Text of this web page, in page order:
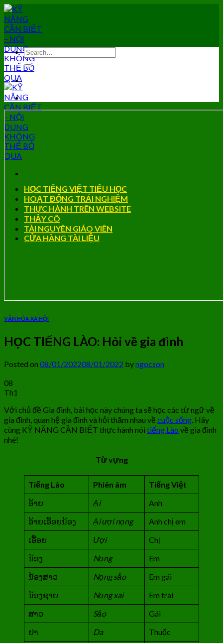
Skip
to
content
HỌC TIẾNG VIỆT TIỂU HỌC
HOẠT ĐỘNG TRẢI NGHIỆM
THỰC HÀNH TRÊN WEBSITE
THẦY CÔ
TÀI NGUYÊN GIÁO VIÊN
CỬA HÀNG TÀI LIỆU
VĂN HÓA XÃ HỘI
HỌC TIẾNG LÀO: Hỏi về gia đình
Posted on 08/01/202208/01/2022 byngocson
08
Th1
Với chủ đề Gia đình, bài học này chúng ta sẽ học các từ ngữ về
gia đình, quan hệ gia đình và hỏi thăm nhau về cuộc sống. Hãy
cùng KỸ NĂNG CẦN BIẾT thực hành nói tiếng Làovề gia đình
nhé!
Từ vựng
Tiếng Lào Phiên âm
Tiếng Việt
ອ້າຍ
Ại
Anh
ອ້າຍເອື້ອຍນ້ອງ
Ại ượi nọng
Anh chị em
ເອື້ອຍ
Ượi
Chị
ນ້ອງ
Nọng
Em
ນ້ອງສາວ
Nọng sảo
Em gái
ນ້ອງຊາຍ
Nọng xai
Em trai
ສາວ
Sảo
Gái
ຢາ
Da
Thuốc